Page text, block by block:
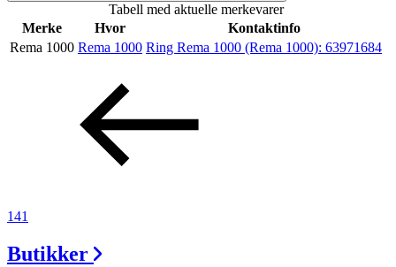
Inspirasjon
Tabell med aktuelle merkevarer
Merke
Hvor
Kontaktinfo
Rema 1000 Rema 1000 Ring Rema 1000 (Rema 1000): 63971684
141
Butikker